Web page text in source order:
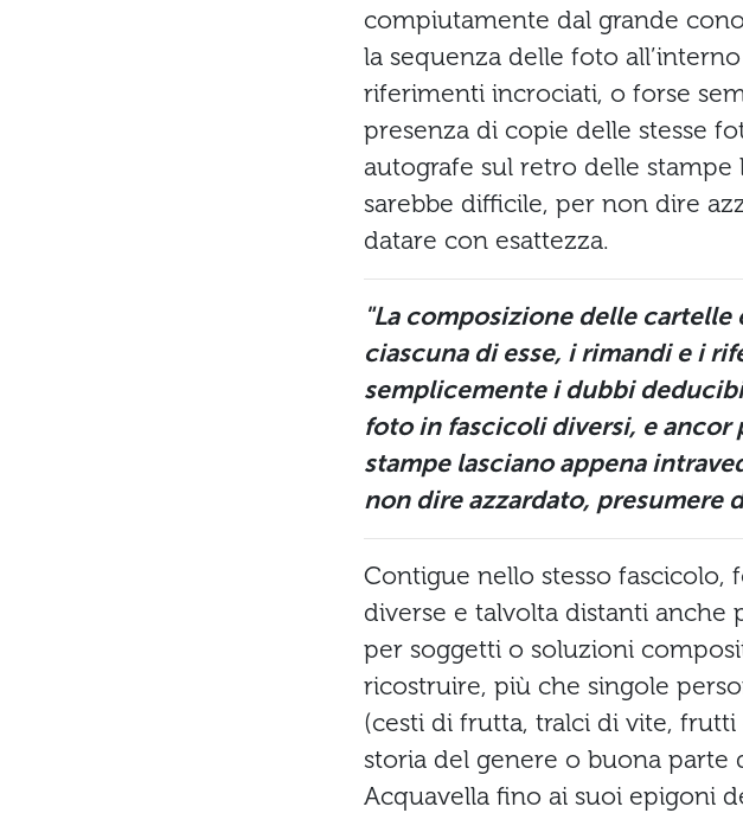
compiutamente dal grande
la sequenza delle foto
riferimenti incrociati, o forse
presenza di copie delle stesse
autografe sul retro delle
sarebbe difficile, per non dire
datare con esattezza.
"La composizione delle cartelle
ciascuna di esse, i rimandi e i
semplicemente i dubbi
foto in fascicoli diversi, e
stampe lasciano appena
non dire azzardato, presumere
Contigue nello stesso
diverse e talvolta distanti anche
per soggetti o soluzioni
ricostruire, più che singole
(cesti di frutta, tralci di vite,
storia del genere o buona parte
Acquavella fino ai suoi epigoni